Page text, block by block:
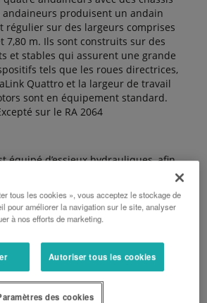
andaineurs produisent un andain
régulier sur des largeurs comprises
7,80 m. Ils sont construits sur des
et stables qui assurent une grande
tels que les roues directrices,
Quattro et la largeur de travail
sont en équipement standard.
sur le RA 2064
équipé d’essieux hydrauliques, afin
de 45 cm, permettant une
de seulement 3,45 m.
Les avantages :
tous les cookies », vous acceptez le stockage de
pour améliorer la navigation sur le site, analyser
à nos efforts de marketing.
Autoriser tous les cookies
des cookies